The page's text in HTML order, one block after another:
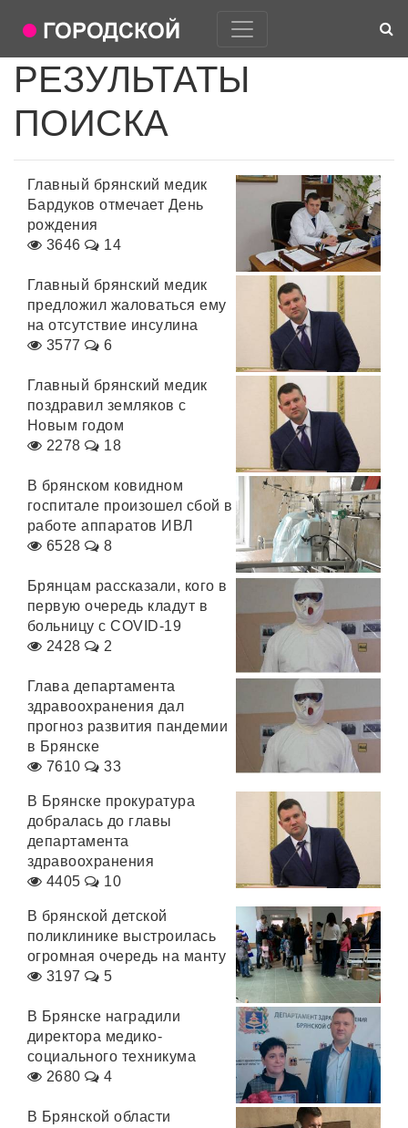
РЕЗУЛЬТАТЫ
ПОИСКА
Главный брянский медик
Бардуков отмечает День
рождения
3646
14
Главный брянский медик
предложил жаловаться ему
на отсутствие инсулина
3577
6
Главный брянский медик
поздравил земляков с
Новым годом
2278
18
В брянском ковидном
госпитале произошел сбой в
работе аппаратов ИВЛ
6528
8
Брянцам рассказали, кого в
первую очередь кладут в
больницу с COVID-19
2428
2
Глава департамента
здравоохранения дал
прогноз развития пандемии
в Брянске
7610
33
В Брянске прокуратура
добралась до главы
департамента
здравоохранения
4405
10
В брянской детской
поликлинике выстроилась
огромная очередь на манту
3197
5
В Брянске наградили
директора медико-
социального техникума
2680
4
В Брянской области